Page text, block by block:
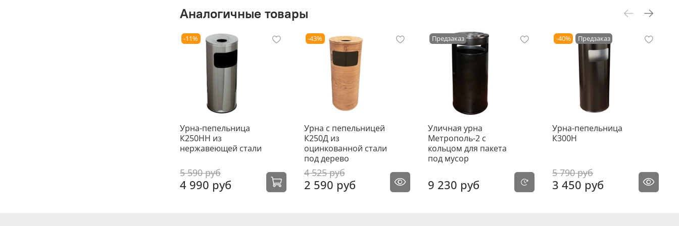
Аналогичные товары
-11%
Урна-пепельница
К250НН из
нержавеющей стали
5 590 руб
4 990 руб
-43%
Урна с пепельницей
К250Д из
оцинкованной стали
под дерево
4 525 руб
2 590 руб
Предзаказ
Уличная урна
Метрополь-2 с
кольцом для пакета
под мусор
9 230 руб
-40% Предзаказ
Урна-пепельница
К300Н
5 790 руб
3 450 руб